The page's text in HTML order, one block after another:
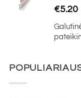
€5.20